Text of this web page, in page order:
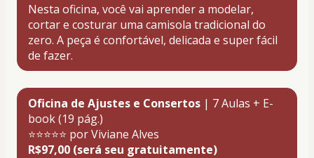
Nesta oficina, você vai aprender a modelar,
cortar e costurar uma camisola tradicional do
zero. A peça é confortável, delicada e super fácil
de fazer.
Oficina de Ajustes e Consertos | 7 Aulas + E-
book (19 pág.)
⭐⭐⭐⭐⭐ por Viviane Alves
R$97,00 (será seu gratuitamente)